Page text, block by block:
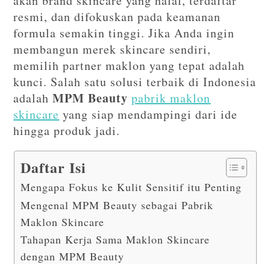
resmi, dan difokuskan pada keamanan
formula semakin tinggi. Jika Anda ingin
membangun merek skincare sendiri,
memilih partner maklon yang tepat adalah
kunci. Salah satu solusi terbaik di Indonesia
adalahMPM Beauty pabrik maklon
skincare yang siap mendampingi dari ide
hingga produk jadi.
Daftar Isi
Mengapa Fokus ke Kulit Sensitif itu Penting
Mengenal MPM Beauty sebagai Pabrik
Maklon Skincare
Tahapan Kerja Sama Maklon Skincare
dengan MPM Beauty